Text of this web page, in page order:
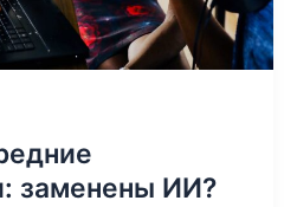
заменены ИИ?